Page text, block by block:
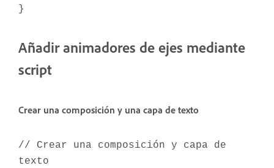
}
Añadir animadores de ejes mediante
script
Crear una composición y una capa de texto
// Crear una composición y capa de
texto